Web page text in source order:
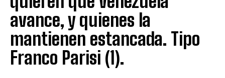
avance, y quienes la
mantienen estancada. Tipo
Franco Parisi (1).